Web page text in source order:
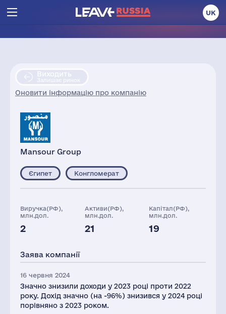
UK
Виходить
Залишає ринок
Оновити інформацію про компанію
Mansour Group
Єгипет Конгломерат
Виручка(РФ),
млн.дол.
2
Активи(РФ),
млн.дол.
21
Капітал(РФ),
млн.дол.
19
351
Заява компанії
16 червня 2024
Значно знизили доходи у 2023 році проти 2022
року. Дохід значно (на -96%) знизився у 2024 році
порівняно з 2023 роком.